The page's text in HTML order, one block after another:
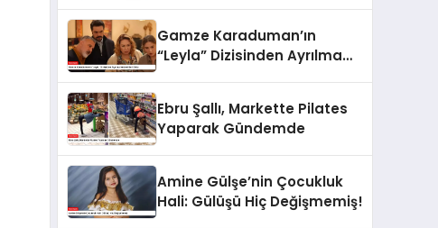
Gamze Karaduman’ın
“Leyla” Dizisinden Ayrılma
Ebru Şallı, Markette Pilates
Yaparak Gündemde
Amine Gülşe’nin Çocukluk
Hali: Gülüşü Hiç Değişmemiş!